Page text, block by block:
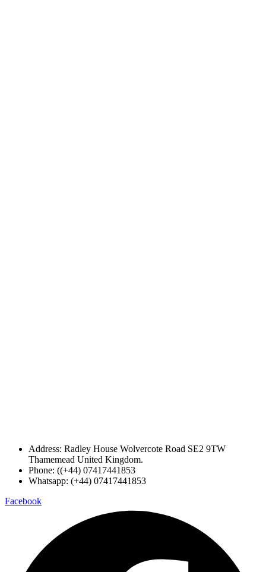
Address: Radley House Wolvercote Road SE2 9TW
Thamemead United Kingdom.
Phone: ((+44) 07417441853
Whatsapp: (+44) 07417441853
Facebook